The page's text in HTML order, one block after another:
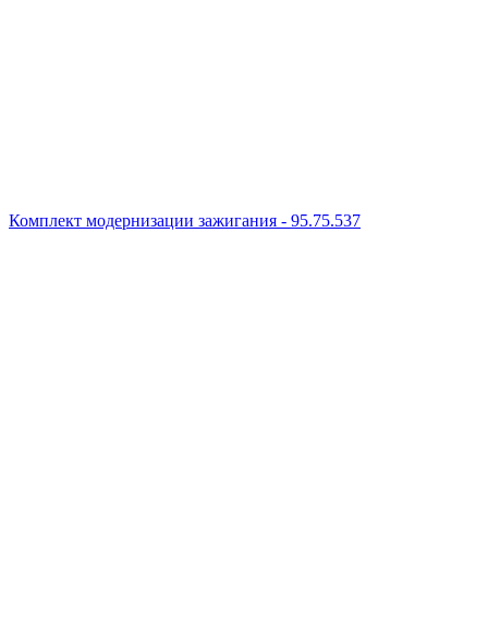
Комплект модернизации зажигания - 95.75.537